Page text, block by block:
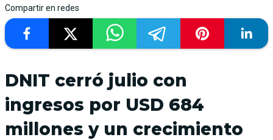
Compartir en redes
DNIT cerró julio con
ingresos por USD 684
millones y un crecimiento